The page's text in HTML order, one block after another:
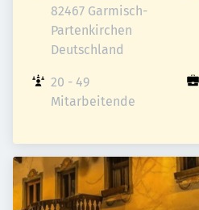
82467 Garmisch-
Partenkirchen
Deutschland
20 - 49
Mitarbeitende